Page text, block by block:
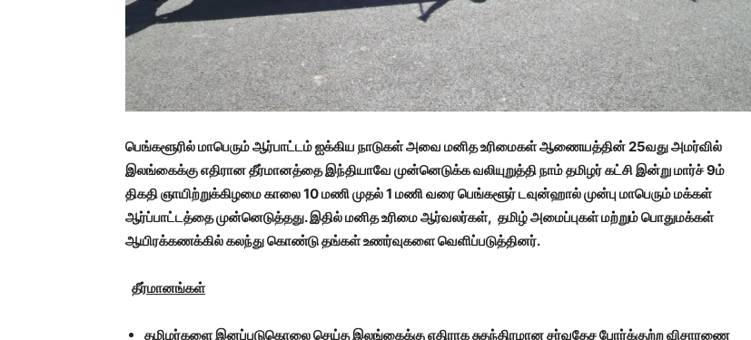
பெங்களூரில் மாபெரும் ஆர்பாட்டம்ஐக்கிய நாடுகள் அவை மனித உரிமைகள் ஆணையத்தின் 25வது அமர்வில்
இலங்கைக்கு எதிரான தீர்மானத்தை இந்தியாவே முன்னெடுக்க வலியுறுத்தி நாம் தமிழர் கட்சி இன்று மார்ச் 9ம்
திகதி ஞாயிற்றுக்கிழமை காலை 10 மணி முதல் 1 மணி வரை பெங்களூர் டவுன்ஹால் முன்பு மாபெரும் மக்கள்
ஆர்ப்பாட்டத்தை முன்னெடுத்தது. இதில் மனித உரிமை ஆர்வலர்கள், தமிழ் அமைப்புகள் மற்றும் பொதுமக்கள்
ஆயிரக்கணக்கில் கலந்து கொண்டு தங்கள் உணர்வுகளை வெளிப்படுத்தினர்.
தீர்மானங்கள்
தமிழர்களை இனப்படுகொலை செய்த இலங்கைக்கு எதிராக சுதந்திரமான சர்வதேச போர்க்குற்ற விசாரணை